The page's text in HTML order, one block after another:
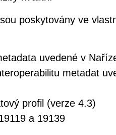
poskytovány ve
uvedené v
metadat
profil (verze 4.3)
a 19139